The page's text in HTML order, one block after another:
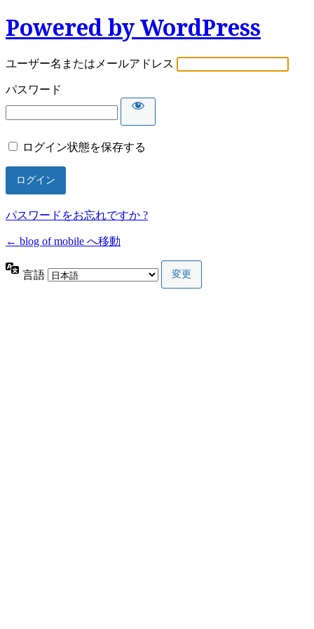
Powered by WordPress
ユーザー名またはメールアドレス
パスワード
ログイン状態を保存する
パスワードをお忘れですか ?
← blog of mobile へ移動
言語